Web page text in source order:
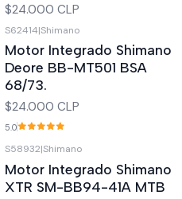
$24.000 CLP
S62414|Shimano
Motor Integrado Shimano
Deore BB-MT501 BSA
68/73.
$24.000 CLP
5.0
S58932|Shimano
Motor Integrado Shimano
XTR SM-BB94-41A MTB